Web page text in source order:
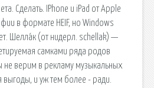
Сделать. IPhone и iPad от Apple
в формате HEIF, но Windows
Шелла́к (от нидерл. schellak) —
самками ряда родов
не верим в рекламу музыкальных
и уж тем более - ради.